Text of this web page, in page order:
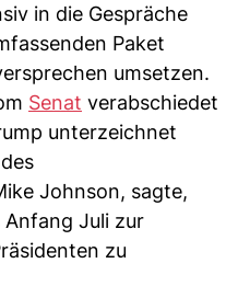
in die Gespräche
Paket
umsetzen.
Senat verabschiedet
unterzeichnet
Johnson, sagte,
Anfang Juli zur
zu